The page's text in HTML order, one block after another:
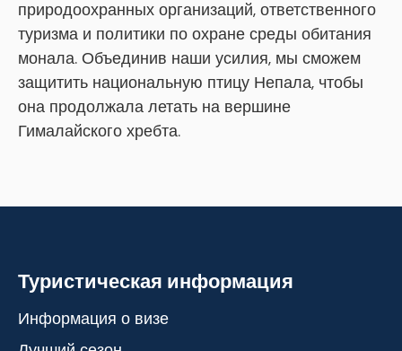
природоохранных организаций, ответственного
туризма и политики по охране среды обитания
монала. Объединив наши усилия, мы сможем
защитить национальную птицу Непала, чтобы
она продолжала летать на вершине
Гималайского хребта.
Туристическая информация
Информация о визе